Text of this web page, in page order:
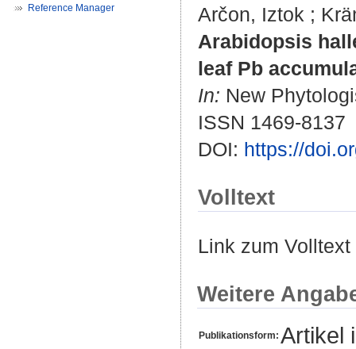
Reference Manager
Arčon, Iztok ;
Arabidopsis
leaf Pb
In: New
ISSN 1469-8137
DOI: https://
Volltext
Link zum
Weitere
Publikationsform: Artikel